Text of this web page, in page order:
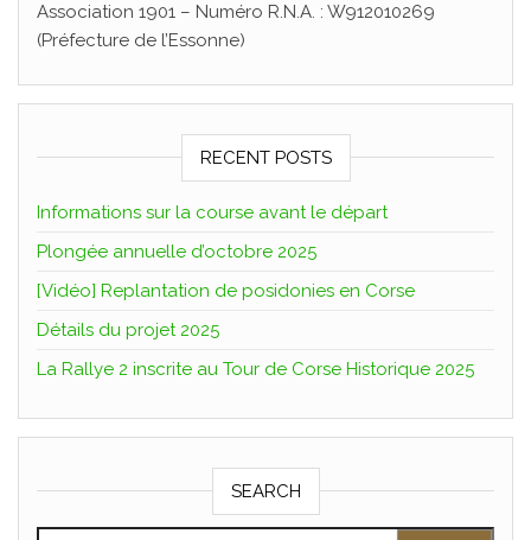
Association 1901 – Numéro R.N.A. : W912010269
(Préfecture de l’Essonne)
RECENT POSTS
Informations sur la course avant le départ
Plongée annuelle d’octobre 2025
[Vidéo] Replantation de posidonies en Corse
Détails du projet 2025
La Rallye 2 inscrite au Tour de Corse Historique 2025
SEARCH